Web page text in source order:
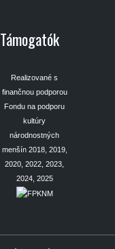
Támogatók
Realizované s
finančnou podporou
Fondu na podporu
kultúry
národnostných
menšín 2018, 2019,
2020, 2022, 2023,
2024, 2025